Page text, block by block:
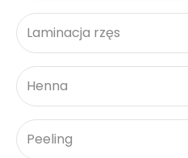
Laminacja rzęs
Henna
Peeling